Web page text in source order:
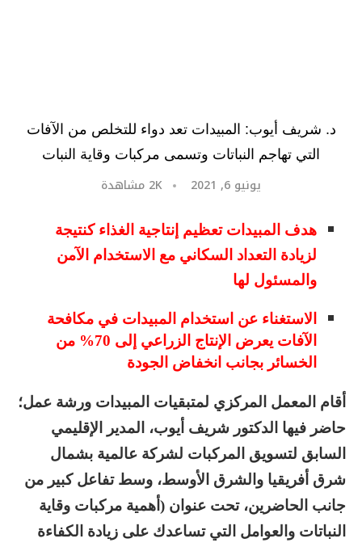
د. شريف أيوب: المبيدات تعد دواء للتخلص من الآفات
التي تهاجم النباتات وتسمى مركبات وقاية النبات
يونيو 6, 2021 2K مشاهدة
هدف المبيدات تعظيم إنتاجية الغذاء كنتيجة
لزيادة التعداد السكاني مع الاستخدام الآمن
والمسئول لها
الاستغناء عن استخدام المبيدات في مكافحة
الآفات يعرض الإنتاج الزراعي إلى 70% من
الخسائر بجانب انخفاض الجودة
أقام المعمل المركزي لمتبقيات المبيدات ورشة عمل؛
حاضر فيها الدكتور شريف أيوب، المدير الإقليمي
السابق لتسويق المركبات لشركة عالمية بشمال
شرق أفريقيا والشرق الأوسط، وسط تفاعل كبير من
جانب الحاضرين، تحت عنوان (أهمية مركبات وقاية
النباتات والعوامل التي تساعدك على زيادة الكفاءة